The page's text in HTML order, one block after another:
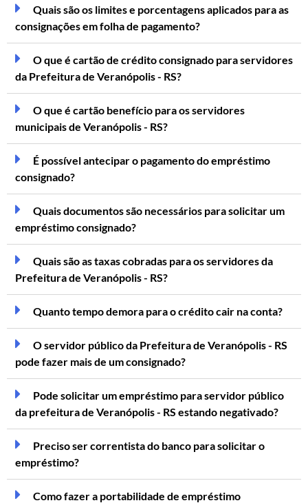
Quais são os limites e porcentagens aplicados para as
consignações em folha de pagamento?
O que é cartão de crédito consignado para servidores
da Prefeitura de Veranópolis - RS?
O que é cartão benefício para os servidores
municipais de Veranópolis - RS?
É possível antecipar o pagamento do empréstimo
consignado?
Quais documentos são necessários para solicitar um
empréstimo consignado?
Quais são as taxas cobradas para os servidores da
Prefeitura de Veranópolis - RS?
Quanto tempo demora para o crédito cair na conta?
O servidor público da Prefeitura de Veranópolis - RS
pode fazer mais de um consignado?
Pode solicitar um empréstimo para servidor público
da prefeitura de Veranópolis - RS estando negativado?
Preciso ser correntista do banco para solicitar o
empréstimo?
Como fazer a portabilidade de empréstimo